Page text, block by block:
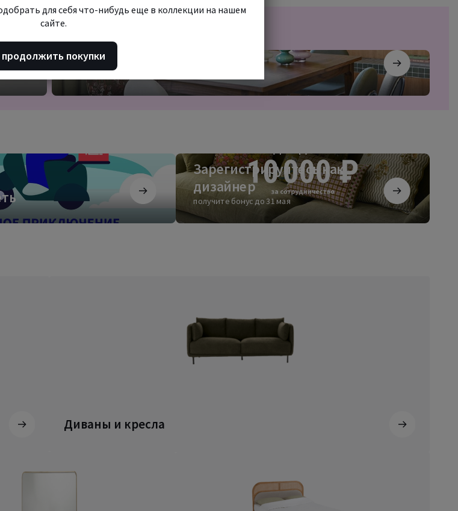
Подробнее
Подробнее
Зарегистрируйтесь как
дизайнер
получите бонус до 31 мая
Зарегистрируйтесь
как
дизайнер
Диваны и кресла
для себя что-нибудь еще в коллекции на нашем
сайте.
продолжить покупки